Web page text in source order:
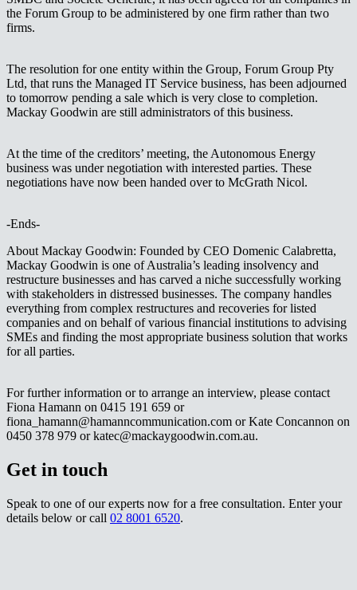
the Forum Group to be administered by one firm rather than two
firms.
The resolution for one entity within the Group, Forum Group Pty
Ltd, that runs the Managed IT Service business, has been adjourned
to tomorrow pending a sale which is very close to completion.
Mackay Goodwin are still administrators of this business.​​​​‌ ‍ ​‍​‍‌‍ ‌ ​‍‌‍‍‌‌‍‌ ‌‍‍‌‌‍ ‍​‍​‍​ ‍‍​‍​‍‌ ​ ‌‍​‌‌‍ ‍‌‍‍‌‌ ‌​‌ ‍‌​‍ ‍‌‍‍‌‌‍ ​‍​‍​‍ ​​‍​‍‌‍‍​‌ ​‍‌‍‌‌‌‍‌‍​‍​‍​ ‍‍​‍​‍‌‍‍​‌ ‌​‌ ‌​‌ ​​‌ ​ ​ ‍‍​‍ ​‍ ‌‍ ‌‌‍​‌‌‍​ ‌‍‍ ‌‍​‌‌ ‍‌​‍ ‌‌‍‌ ‌‍ ‌‍ ‌‍‌​‌ ‌ ‌‍‍‌‌‍ ‍​‍ ‍‌ ​ ‌‍​‌‌‍ ‍‌‍‍‌‌ ‌​‌ ‍‌​‍ ‍‌ ​ ‌ ‌​‌ ‌‌‌‍‌​‌‍‍‌‌‍ ​‍ ‌ ​ ‌ ‌​‌ ‌‌‌‍‌​‌‍‍‌‌‍ ​‍ ‌‍‍‌‌‍ ‍‌ ‌​‌‍‌‌‌‍ ‍‌ ‌​​‍ ‌‍‌‌‌‍‌​‌‍‍‌‌ ‌​​‍ ‌‍ ‌‌‍ ‌‍‌​‌‍‌‌​ ‌‌ ​​‌ ​‍‌‍‌‌‌ ​ ‌‍‌‌‌‍ ‍‌ ‌​‌‍​‌‌ ‌​‌‍‍‌‌‍ ‌‍ ‍​ ‍ ‌‍‍‌‌‍‌​​ ‌​ ‍​‌‍‌​​ ​‌​ ‌‍‌‍​ ​ ‍‌‌‍​‍​ ‍​​‍ ‌​ ‌​​ ‌​​ ‌‌​ ​‍​‍ ‌​ ‌​​ ​‌‌‍‌​​ ‍‌​‍ ‌‌‍​‌​ ​​‌‍​‌‌‍​‍​‍ ‌​ ​ ​ ​​‌‍‌‌​ ‌​​ ​‌​ ‌​​ ‌ ‌‍‌​​ ‌‍​ ‌​‌‍​‌​ ‌‍​ ‍ ‌ ‌​‌ ‍‌‌ ​​‌‍‌‌​ ‌‌ ​​‌‍ ‌ ​ ‌ ‌​​ ‍ ‌ ​​‌‍​‌‌ ‌​‌‍‍​​ ‌‌‍​ ‌‍ ‌‍ ‍‌ ‌​‌‍‌‌‌‍ ‍‌ ‌​​‍‌‌​ ‌‌‌​​‍‌‌ ‌‍‍ ‌‍‌‌‌ ‍‌​‍‌‌​ ​ ‌​‌​​‍‌‌​ ​ ‌​‌​​‍‌‌​ ​‍​ ​‍​ ​‌​ ‌‍​ ​‍​ ‌‌‌‍‌‍‌‍‌‌​ ​ ‌‍​‌​ ‌‍‌‍‌‍​ ‍​​ ​​​‍‌‌​ ​‍​ ​‍​‍‌‌​ ‌‌‌​‌​​‍ ‍‌‍​ ‌‍‍​‌‍‍‌‌‍ ​‌‍‌​‌ ​‍‌‍‌‌‌‍ ‍​‍‌‌​ ‌‌‌​​‍‌‌ ‌‍‍ ‌‍‌‌‌ ‍‌​‍‌‌​ ​ ‌​‌​​‍‌‌​ ​ ‌​‌​​‍‌‌​ ​‍​ ​‍​ ‌ ​ ‌‌​ ​​​ ‌‍‌‍‌​​ ​‌​ ​​​ ‌‌​ ​​​ ‌‌​ ‌ ​ ‌​​‍‌‌​ ​‍​ ​‍​‍‌‌​ ‌‌‌​‌​​‍ ‍‌ ‌​‌‍‌‌‌ ‍​‌ ‌​​ ‌‍​‍‌‍​‌‌ ​ ‌‍‌‌‌‌‌‌‌ ​‍‌‍ ​​ ‌‌‍‍​‌ ‌​‌ ‌​‌ ​​‌ ​ ​‍‌‌​ ​ ‌​​‌​‍‌‌​ ​‍‌​‌‍​‍‌‌​ ​‍‌​‌‍‌‍ ‌‌‍​‌‌‍​ ‌‍‍ ‌‍​‌‌ ‍‌​‍ ‌‌‍‌ ‌‍ ‌‍ ‌‍‌​‌ ‌ ‌‍‍‌‌‍ ‍​‍ ‍‌ ​ ‌‍​‌‌‍ ‍‌‍‍‌‌ ‌​‌ ‍‌​‍ ‍‌ ​ ‌ ‌​‌ ‌‌‌‍‌​‌‍‍‌‌‍ ​‍‌‌​ ​‍‌​‌‍‌ ​ ‌ ‌​‌ ‌‌‌‍‌​‌‍‍‌‌‍ ​‍‌‍‌‍‍‌‌‍‌​​ ‌​ ‍​‌‍‌​​ ​‌​ ‌‍‌‍​ ​ ‍‌‌‍​‍​ ‍​​‍ ‌​ ‌​​ ‌​​ ‌‌​ ​‍​‍ ‌​ ‌​​ ​‌‌‍‌​​ ‍‌​‍ ‌‌‍​‌​ ​​‌‍​‌‌‍​‍​‍ ‌​ ​ ​ ​​‌‍‌‌​ ‌​​ ​‌​ ‌​​ ‌ ‌‍‌​​ ‌‍​ ‌​‌‍​‌​ ‌‍​‍‌‍‌ ‌​‌ ‍‌‌ ​​‌‍‌‌​ ‌‌ ​​‌‍ ‌ ​ ‌ ‌​​‍‌‍‌ ​​‌‍​‌‌ ‌​‌‍‍​​ ‌‌‍​ ‌‍ ‌‍ ‍‌ ‌​‌‍‌‌‌‍ ‍‌ ‌​​‍‌‌​ ‌‌‌​​‍‌‌ ‌‍‍ ‌‍‌‌‌ ‍‌​‍‌‌​ ​ ‌​‌​​‍‌‌​ ​ ‌​‌​​‍‌‌​ ​‍​ ​‍​ ​‌​ ‌‍​ ​‍​ ‌‌‌‍‌‍‌‍‌‌​ ​ ‌‍​‌​ ‌‍‌‍‌‍​ ‍​​ ​​​‍‌‌​ ​‍​ ​‍​‍‌‌​ ‌‌‌​‌​​‍ ‍‌‍​ ‌‍‍​‌‍‍‌‌‍ ​‌‍‌​‌ ​‍‌‍‌‌‌‍ ‍​‍‌‌​ ‌‌‌​​‍‌‌ ‌‍‍ ‌‍‌‌‌ ‍‌​‍‌‌​ ​ ‌​‌​​‍‌‌​ ​ ‌​‌​​‍‌‌​ ​‍​ ​‍​ ‌ ​ ‌‌​ ​​​ ‌‍‌‍‌​​ ​‌​ ​​​ ‌‌​ ​​​ ‌‌​ ‌ ​ ‌​​‍‌‌​ ​‍​ ​‍​‍‌‌​ ‌‌‌​‌​​‍ ‍‌ ‌​‌‍‌‌‌ ‍​‌ ‌​​‍‌‍‌ ​​‌‍‌‌‌ ​‍‌ ​ ‌ ​​‌‍‌‌‌‍​ ‌ ‌​‌‍‍‌‌ ‌‍‌‍‌‌​ ‌‌ ​​‌ ‌‌‌‍​‍‌‍ ​‌‍‍‌‌ ​ ‌‍‍​‌‍‌‌‌‍‌​​‍​‍‌ ‌
At the time of the creditors’ meeting, the Autonomous Energy
business was under negotiation with interested parties. These
negotiations have now been handed over to McGrath Nicol.​​​​‌ ‍ ​‍​‍‌‍ ‌ ​‍‌‍‍‌‌‍‌ ‌‍‍‌‌‍ ‍​‍​‍​ ‍‍​‍​‍‌ ​ ‌‍​‌‌‍ ‍‌‍‍‌‌ ‌​‌ ‍‌​‍ ‍‌‍‍‌‌‍ ​‍​‍​‍ ​​‍​‍‌‍‍​‌ ​‍‌‍‌‌‌‍‌‍​‍​‍​ ‍‍​‍​‍‌‍‍​‌ ‌​‌ ‌​‌ ​​‌ ​ ​ ‍‍​‍ ​‍ ‌‍ ‌‌‍​‌‌‍​ ‌‍‍ ‌‍​‌‌ ‍‌​‍ ‌‌‍‌ ‌‍ ‌‍ ‌‍‌​‌ ‌ ‌‍‍‌‌‍ ‍​‍ ‍‌ ​ ‌‍​‌‌‍ ‍‌‍‍‌‌ ‌​‌ ‍‌​‍ ‍‌ ​ ‌ ‌​‌ ‌‌‌‍‌​‌‍‍‌‌‍ ​‍ ‌ ​ ‌ ‌​‌ ‌‌‌‍‌​‌‍‍‌‌‍ ​‍ ‌‍‍‌‌‍ ‍‌ ‌​‌‍‌‌‌‍ ‍‌ ‌​​‍ ‌‍‌‌‌‍‌​‌‍‍‌‌ ‌​​‍ ‌‍ ‌‌‍ ‌‍‌​‌‍‌‌​ ‌‌ ​​‌ ​‍‌‍‌‌‌ ​ ‌‍‌‌‌‍ ‍‌ ‌​‌‍​‌‌ ‌​‌‍‍‌‌‍ ‌‍ ‍​ ‍ ‌‍‍‌‌‍‌​​ ‌​ ‍​‌‍‌​​ ​‌​ ‌‍‌‍​ ​ ‍‌‌‍​‍​ ‍​​‍ ‌​ ‌​​ ‌​​ ‌‌​ ​‍​‍ ‌​ ‌​​ ​‌‌‍‌​​ ‍‌​‍ ‌‌‍​‌​ ​​‌‍​‌‌‍​‍​‍ ‌​ ​ ​ ​​‌‍‌‌​ ‌​​ ​‌​ ‌​​ ‌ ‌‍‌​​ ‌‍​ ‌​‌‍​‌​ ‌‍​ ‍ ‌ ‌​‌ ‍‌‌ ​​‌‍‌‌​ ‌‌ ​​‌‍ ‌ ​ ‌ ‌​​ ‍ ‌ ​​‌‍​‌‌ ‌​‌‍‍​​ ‌‌‍​ ‌‍ ‌‍ ‍‌ ‌​‌‍‌‌‌‍ ‍‌ ‌​​‍‌‌​ ‌‌‌​​‍‌‌ ‌‍‍ ‌‍‌‌‌ ‍‌​‍‌‌​ ​ ‌​‌​​‍‌‌​ ​ ‌​‌​​‍‌‌​ ​‍​ ​‍‌‍‌‌​ ‌‌‌‍‌‍​ ​​‌‍​‍​ ‍‌​ ‌​​ ‌ ‌‍‌‌​ ​ ​ ​​​ ‌‍​‍‌‌​ ​‍​ ​‍​‍‌‌​ ‌‌‌​‌​​‍ ‍‌‍​ ‌‍‍​‌‍‍‌‌‍ ​‌‍‌​‌ ​‍‌‍‌‌‌‍ ‍​‍‌‌​ ‌‌‌​​‍‌‌ ‌‍‍ ‌‍‌‌‌ ‍‌​‍‌‌​ ​ ‌​‌​​‍‌‌​ ​ ‌​‌​​‍‌‌​ ​‍​ ​‍‌‍​ ‌‍​ ​ ​‍​ ‌​​ ​ ​ ​​​ ‌ ​ ‌‌​ ‍‌‌‍‌​​ ​ ​ ‌‌​‍‌‌​ ​‍​ ​‍​‍‌‌​ ‌‌‌​‌​​‍ ‍‌ ‌​‌‍‌‌‌ ‍​‌ ‌​​ ‌‍​‍‌‍​‌‌ ​ ‌‍‌‌‌‌‌‌‌ ​‍‌‍ ​​ ‌‌‍‍​‌ ‌​‌ ‌​‌ ​​‌ ​ ​‍‌‌​ ​ ‌​​‌​‍‌‌​ ​‍‌​‌‍​‍‌‌​ ​‍‌​‌‍‌‍ ‌‌‍​‌‌‍​ ‌‍‍ ‌‍​‌‌ ‍‌​‍ ‌‌‍‌ ‌‍ ‌‍ ‌‍‌​‌ ‌ ‌‍‍‌‌‍ ‍​‍ ‍‌ ​ ‌‍​‌‌‍ ‍‌‍‍‌‌ ‌​‌ ‍‌​‍ ‍‌ ​ ‌ ‌​‌ ‌‌‌‍‌​‌‍‍‌‌‍ ​‍‌‌​ ​‍‌​‌‍‌ ​ ‌ ‌​‌ ‌‌‌‍‌​‌‍‍‌‌‍ ​‍‌‍‌‍‍‌‌‍‌​​ ‌​ ‍​‌‍‌​​ ​‌​ ‌‍‌‍​ ​ ‍‌‌‍​‍​ ‍​​‍ ‌​ ‌​​ ‌​​ ‌‌​ ​‍​‍ ‌​ ‌​​ ​‌‌‍‌​​ ‍‌​‍ ‌‌‍​‌​ ​​‌‍​‌‌‍​‍​‍ ‌​ ​ ​ ​​‌‍‌‌​ ‌​​ ​‌​ ‌​​ ‌ ‌‍‌​​ ‌‍​ ‌​‌‍​‌​ ‌‍​‍‌‍‌ ‌​‌ ‍‌‌ ​​‌‍‌‌​ ‌‌ ​​‌‍ ‌ ​ ‌ ‌​​‍‌‍‌ ​​‌‍​‌‌ ‌​‌‍‍​​ ‌‌‍​ ‌‍ ‌‍ ‍‌ ‌​‌‍‌‌‌‍ ‍‌ ‌​​‍‌‌​ ‌‌‌​​‍‌‌ ‌‍‍ ‌‍‌‌‌ ‍‌​‍‌‌​ ​ ‌​‌​​‍‌‌​ ​ ‌​‌​​‍‌‌​ ​‍​ ​‍‌‍‌‌​ ‌‌‌‍‌‍​ ​​‌‍​‍​ ‍‌​ ‌​​ ‌ ‌‍‌‌​ ​ ​ ​​​ ‌‍​‍‌‌​ ​‍​ ​‍​‍‌‌​ ‌‌‌​‌​​‍ ‍‌‍​ ‌‍‍​‌‍‍‌‌‍ ​‌‍‌​‌ ​‍‌‍‌‌‌‍ ‍​‍‌‌​ ‌‌‌​​‍‌‌ ‌‍‍ ‌‍‌‌‌ ‍‌​‍‌‌​ ​ ‌​‌​​‍‌‌​ ​ ‌​‌​​‍‌‌​ ​‍​ ​‍‌‍​ ‌‍​ ​ ​‍​ ‌​​ ​ ​ ​​​ ‌ ​ ‌‌​ ‍‌‌‍‌​​ ​ ​ ‌‌​‍‌‌​ ​‍​ ​‍​‍‌‌​ ‌‌‌​‌​​‍ ‍‌ ‌​‌‍‌‌‌ ‍​‌ ‌​​‍‌‍‌ ​​‌‍‌‌‌ ​‍‌ ​ ‌ ​​‌‍‌‌‌‍​ ‌ ‌​‌‍‍‌‌ ‌‍‌‍‌‌​ ‌‌ ​​‌ ‌‌‌‍​‍‌‍ ​‌‍‍‌‌ ​ ‌‍‍​‌‍‌‌‌‍‌​​‍​‍‌ ‌
-Ends-​​​​‌ ‍ ​‍​‍‌‍ ‌ ​‍‌‍‍‌‌‍‌ ‌‍‍‌‌‍ ‍​‍​‍​ ‍‍​‍​‍‌ ​ ‌‍​‌‌‍ ‍‌‍‍‌‌ ‌​‌ ‍‌​‍ ‍‌‍‍‌‌‍ ​‍​‍​‍ ​​‍​‍‌‍‍​‌ ​‍‌‍‌‌‌‍‌‍​‍​‍​ ‍‍​‍​‍‌‍‍​‌ ‌​‌ ‌​‌ ​​‌ ​ ​ ‍‍​‍ ​‍ ‌‍ ‌‌‍​‌‌‍​ ‌‍‍ ‌‍​‌‌ ‍‌​‍ ‌‌‍‌ ‌‍ ‌‍ ‌‍‌​‌ ‌ ‌‍‍‌‌‍ ‍​‍ ‍‌ ​ ‌‍​‌‌‍ ‍‌‍‍‌‌ ‌​‌ ‍‌​‍ ‍‌ ​ ‌ ‌​‌ ‌‌‌‍‌​‌‍‍‌‌‍ ​‍ ‌ ​ ‌ ‌​‌ ‌‌‌‍‌​‌‍‍‌‌‍ ​‍ ‌‍‍‌‌‍ ‍‌ ‌​‌‍‌‌‌‍ ‍‌ ‌​​‍ ‌‍‌‌‌‍‌​‌‍‍‌‌ ‌​​‍ ‌‍ ‌‌‍ ‌‍‌​‌‍‌‌​ ‌‌ ​​‌ ​‍‌‍‌‌‌ ​ ‌‍‌‌‌‍ ‍‌ ‌​‌‍​‌‌ ‌​‌‍‍‌‌‍ ‌‍ ‍​ ‍ ‌‍‍‌‌‍‌​​ ‌​ ‍​‌‍‌​​ ​‌​ ‌‍‌‍​ ​ ‍‌‌‍​‍​ ‍​​‍ ‌​ ‌​​ ‌​​ ‌‌​ ​‍​‍ ‌​ ‌​​ ​‌‌‍‌​​ ‍‌​‍ ‌‌‍​‌​ ​​‌‍​‌‌‍​‍​‍ ‌​ ​ ​ ​​‌‍‌‌​ ‌​​ ​‌​ ‌​​ ‌ ‌‍‌​​ ‌‍​ ‌​‌‍​‌​ ‌‍​ ‍ ‌ ‌​‌ ‍‌‌ ​​‌‍‌‌​ ‌‌ ​​‌‍ ‌ ​ ‌ ‌​​ ‍ ‌ ​​‌‍​‌‌ ‌​‌‍‍​​ ‌‌‍​ ‌‍ ‌‍ ‍‌ ‌​‌‍‌‌‌‍ ‍‌ ‌​​‍‌‌​ ‌‌‌​​‍‌‌ ‌‍‍ ‌‍‌‌‌ ‍‌​‍‌‌​ ​ ‌​‌​​‍‌‌​ ​ ‌​‌​​‍‌‌​ ​‍​ ​‍​ ​ ‌‍‌‍‌‍​‌‌‍​‍​ ‍‌‌‍​‍​ ‌‌‌‍‌​​ ‌ ​ ​ ‌‍‌‌‌‍‌‍​‍‌‌​ ​‍​ ​‍​‍‌‌​ ‌‌‌​‌​​‍ ‍‌‍​ ‌‍‍​‌‍‍‌‌‍ ​‌‍‌​‌ ​‍‌‍‌‌‌‍ ‍​‍‌‌​ ‌‌‌​​‍‌‌ ‌‍‍ ‌‍‌‌‌ ‍‌​‍‌‌​ ​ ‌​‌​​‍‌‌​ ​ ‌​‌​​‍‌‌​ ​‍​ ​‍‌‍‌‌‌‍‌‌​ ‍‌​ ‌‍‌‍‌‍‌‍‌​​ ​‍​ ​‍‌‍‌‌​ ‌‍​ ‌​‌‍​ ​‍‌‌​ ​‍​ ​‍​‍‌‌​ ‌‌‌​‌​​‍ ‍‌ ‌​‌‍‌‌‌ ‍​‌ ‌​​ ‌‍​‍‌‍​‌‌ ​ ‌‍‌‌‌‌‌‌‌ ​‍‌‍ ​​ ‌‌‍‍​‌ ‌​‌ ‌​‌ ​​‌ ​ ​‍‌‌​ ​ ‌​​‌​‍‌‌​ ​‍‌​‌‍​‍‌‌​ ​‍‌​‌‍‌‍ ‌‌‍​‌‌‍​ ‌‍‍ ‌‍​‌‌ ‍‌​‍ ‌‌‍‌ ‌‍ ‌‍ ‌‍‌​‌ ‌ ‌‍‍‌‌‍ ‍​‍ ‍‌ ​ ‌‍​‌‌‍ ‍‌‍‍‌‌ ‌​‌ ‍‌​‍ ‍‌ ​ ‌ ‌​‌ ‌‌‌‍‌​‌‍‍‌‌‍ ​‍‌‌​ ​‍‌​‌‍‌ ​ ‌ ‌​‌ ‌‌‌‍‌​‌‍‍‌‌‍ ​‍‌‍‌‍‍‌‌‍‌​​ ‌​ ‍​‌‍‌​​ ​‌​ ‌‍‌‍​ ​ ‍‌‌‍​‍​ ‍​​‍ ‌​ ‌​​ ‌​​ ‌‌​ ​‍​‍ ‌​ ‌​​ ​‌‌‍‌​​ ‍‌​‍ ‌‌‍​‌​ ​​‌‍​‌‌‍​‍​‍ ‌​ ​ ​ ​​‌‍‌‌​ ‌​​ ​‌​ ‌​​ ‌ ‌‍‌​​ ‌‍​ ‌​‌‍​‌​ ‌‍​‍‌‍‌ ‌​‌ ‍‌‌ ​​‌‍‌‌​ ‌‌ ​​‌‍ ‌ ​ ‌ ‌​​‍‌‍‌ ​​‌‍​‌‌ ‌​‌‍‍​​ ‌‌‍​ ‌‍ ‌‍ ‍‌ ‌​‌‍‌‌‌‍ ‍‌ ‌​​‍‌‌​ ‌‌‌​​‍‌‌ ‌‍‍ ‌‍‌‌‌ ‍‌​‍‌‌​ ​ ‌​‌​​‍‌‌​ ​ ‌​‌​​‍‌‌​ ​‍​ ​‍​ ​ ‌‍‌‍‌‍​‌‌‍​‍​ ‍‌‌‍​‍​ ‌‌‌‍‌​​ ‌ ​ ​ ‌‍‌‌‌‍‌‍​‍‌‌​ ​‍​ ​‍​‍‌‌​ ‌‌‌​‌​​‍ ‍‌‍​ ‌‍‍​‌‍‍‌‌‍ ​‌‍‌​‌ ​‍‌‍‌‌‌‍ ‍​‍‌‌​ ‌‌‌​​‍‌‌ ‌‍‍ ‌‍‌‌‌ ‍‌​‍‌‌​ ​ ‌​‌​​‍‌‌​ ​ ‌​‌​​‍‌‌​ ​‍​ ​‍‌‍‌‌‌‍‌‌​ ‍‌​ ‌‍‌‍‌‍‌‍‌​​ ​‍​ ​‍‌‍‌‌​ ‌‍​ ‌​‌‍​ ​‍‌‌​ ​‍​ ​‍​‍‌‌​ ‌‌‌​‌​​‍ ‍‌ ‌​‌‍‌‌‌ ‍​‌ ‌​​‍‌‍‌ ​​‌‍‌‌‌ ​‍‌ ​ ‌ ​​‌‍‌‌‌‍​ ‌ ‌​‌‍‍‌‌ ‌‍‌‍‌‌​ ‌‌ ​​‌ ‌‌‌‍​‍‌‍ ​‌‍‍‌‌ ​ ‌‍‍​‌‍‌‌‌‍‌​​‍​‍‌ ‌
About Mackay Goodwin: Founded by CEO Domenic Calabretta,
Mackay Goodwin is one of Australia’s leading insolvency and
restructure businesses and has carved a niche successfully working
with stakeholders in distressed businesses. The company handles
everything from complex restructures and recoveries for listed
companies and on behalf of various financial institutions to advising
SMEs and finding the most appropriate business solution that works
for all parties.
For further information or to arrange an interview, please contact
Fiona Hamann on 0415 191 659 or
fiona_hamann@hamanncommunication.com or Kate Concannon on
0450 378 979 or katec@mackaygoodwin.com.au.​​​​‌ ‍ ​‍​‍‌‍ ‌ ​‍‌‍‍‌‌‍‌ ‌‍‍‌‌‍ ‍​‍​‍​ ‍‍​‍​‍‌ ​ ‌‍​‌‌‍ ‍‌‍‍‌‌ ‌​‌ ‍‌​‍ ‍‌‍‍‌‌‍ ​‍​‍​‍ ​​‍​‍‌‍‍​‌ ​‍‌‍‌‌‌‍‌‍​‍​‍​ ‍‍​‍​‍‌‍‍​‌ ‌​‌ ‌​‌ ​​‌ ​ ​ ‍‍​‍ ​‍ ‌‍ ‌‌‍​‌‌‍​ ‌‍‍ ‌‍​‌‌ ‍‌​‍ ‌‌‍‌ ‌‍ ‌‍ ‌‍‌​‌ ‌ ‌‍‍‌‌‍ ‍​‍ ‍‌ ​ ‌‍​‌‌‍ ‍‌‍‍‌‌ ‌​‌ ‍‌​‍ ‍‌ ​ ‌ ‌​‌ ‌‌‌‍‌​‌‍‍‌‌‍ ​‍ ‌ ​ ‌ ‌​‌ ‌‌‌‍‌​‌‍‍‌‌‍ ​‍ ‌‍‍‌‌‍ ‍‌ ‌​‌‍‌‌‌‍ ‍‌ ‌​​‍ ‌‍‌‌‌‍‌​‌‍‍‌‌ ‌​​‍ ‌‍ ‌‌‍ ‌‍‌​‌‍‌‌​ ‌‌ ​​‌ ​‍‌‍‌‌‌ ​ ‌‍‌‌‌‍ ‍‌ ‌​‌‍​‌‌ ‌​‌‍‍‌‌‍ ‌‍ ‍​ ‍ ‌‍‍‌‌‍‌​​ ‌​ ‍​‌‍‌​​ ​‌​ ‌‍‌‍​ ​ ‍‌‌‍​‍​ ‍​​‍ ‌​ ‌​​ ‌​​ ‌‌​ ​‍​‍ ‌​ ‌​​ ​‌‌‍‌​​ ‍‌​‍ ‌‌‍​‌​ ​​‌‍​‌‌‍​‍​‍ ‌​ ​ ​ ​​‌‍‌‌​ ‌​​ ​‌​ ‌​​ ‌ ‌‍‌​​ ‌‍​ ‌​‌‍​‌​ ‌‍​ ‍ ‌ ‌​‌ ‍‌‌ ​​‌‍‌‌​ ‌‌ ​​‌‍ ‌ ​ ‌ ‌​​ ‍ ‌ ​​‌‍​‌‌ ‌​‌‍‍​​ ‌‌‍​ ‌‍ ‌‍ ‍‌ ‌​‌‍‌‌‌‍ ‍‌ ‌​​‍‌‌​ ‌‌‌​​‍‌‌ ‌‍‍ ‌‍‌‌‌ ‍‌​‍‌‌​ ​ ‌​‌​​‍‌‌​ ​ ‌​‌​​‍‌‌​ ​‍​ ​‍‌‍​‌​ ‍​‌‍‌‌​ ‍​‌‍‌‍‌‍​‍​ ‍‌‌‍‌‌‌‍​ ​ ‍‌‌‍​‍‌‍​‌​‍‌‌​ ​‍​ ​‍​‍‌‌​ ‌‌‌​‌​​‍ ‍‌‍​ ‌‍‍​‌‍‍‌‌‍ ​‌‍‌​‌ ​‍‌‍‌‌‌‍ ‍​‍‌‌​ ‌‌‌​​‍‌‌ ‌‍‍ ‌‍‌‌‌ ‍‌​‍‌‌​ ​ ‌​‌​​‍‌‌​ ​ ‌​‌​​‍‌‌​ ​‍​ ​‍​ ‌‍​ ​‌‌‍‌‌​ ​​​ ‍‌​ ‌‍‌‍​‌​ ​‍‌‍‌​‌‍‌‍‌‍‌​‌‍‌‍​‍‌‌​ ​‍​ ​‍​‍‌‌​ ‌‌‌​‌​​‍ ‍‌ ‌​‌‍‌‌‌ ‍​‌ ‌​​ ‌‍​‍‌‍​‌‌ ​ ‌‍‌‌‌‌‌‌‌ ​‍‌‍ ​​ ‌‌‍‍​‌ ‌​‌ ‌​‌ ​​‌ ​ ​‍‌‌​ ​ ‌​​‌​‍‌‌​ ​‍‌​‌‍​‍‌‌​ ​‍‌​‌‍‌‍ ‌‌‍​‌‌‍​ ‌‍‍ ‌‍​‌‌ ‍‌​‍ ‌‌‍‌ ‌‍ ‌‍ ‌‍‌​‌ ‌ ‌‍‍‌‌‍ ‍​‍ ‍‌ ​ ‌‍​‌‌‍ ‍‌‍‍‌‌ ‌​‌ ‍‌​‍ ‍‌ ​ ‌ ‌​‌ ‌‌‌‍‌​‌‍‍‌‌‍ ​‍‌‌​ ​‍‌​‌‍‌ ​ ‌ ‌​‌ ‌‌‌‍‌​‌‍‍‌‌‍ ​‍‌‍‌‍‍‌‌‍‌​​ ‌​ ‍​‌‍‌​​ ​‌​ ‌‍‌‍​ ​ ‍‌‌‍​‍​ ‍​​‍ ‌​ ‌​​ ‌​​ ‌‌​ ​‍​‍ ‌​ ‌​​ ​‌‌‍‌​​ ‍‌​‍ ‌‌‍​‌​ ​​‌‍​‌‌‍​‍​‍ ‌​ ​ ​ ​​‌‍‌‌​ ‌​​ ​‌​ ‌​​ ‌ ‌‍‌​​ ‌‍​ ‌​‌‍​‌​ ‌‍​‍‌‍‌ ‌​‌ ‍‌‌ ​​‌‍‌‌​ ‌‌ ​​‌‍ ‌ ​ ‌ ‌​​‍‌‍‌ ​​‌‍​‌‌ ‌​‌‍‍​​ ‌‌‍​ ‌‍ ‌‍ ‍‌ ‌​‌‍‌‌‌‍ ‍‌ ‌​​‍‌‌​ ‌‌‌​​‍‌‌ ‌‍‍ ‌‍‌‌‌ ‍‌​‍‌‌​ ​ ‌​‌​​‍‌‌​ ​ ‌​‌​​‍‌‌​ ​‍​ ​‍‌‍​‌​ ‍​‌‍‌‌​ ‍​‌‍‌‍‌‍​‍​ ‍‌‌‍‌‌‌‍​ ​ ‍‌‌‍​‍‌‍​‌​‍‌‌​ ​‍​ ​‍​‍‌‌​ ‌‌‌​‌​​‍ ‍‌‍​ ‌‍‍​‌‍‍‌‌‍ ​‌‍‌​‌ ​‍‌‍‌‌‌‍ ‍​‍‌‌​ ‌‌‌​​‍‌‌ ‌‍‍ ‌‍‌‌‌ ‍‌​‍‌‌​ ​ ‌​‌​​‍‌‌​ ​ ‌​‌​​‍‌‌​ ​‍​ ​‍​ ‌‍​ ​‌‌‍‌‌​ ​​​ ‍‌​ ‌‍‌‍​‌​ ​‍‌‍‌​‌‍‌‍‌‍‌​‌‍‌‍​‍‌‌​ ​‍​ ​‍​‍‌‌​ ‌‌‌​‌​​‍ ‍‌ ‌​‌‍‌‌‌ ‍​‌ ‌​​‍‌‍‌ ​​‌‍‌‌‌ ​‍‌ ​ ‌ ​​‌‍‌‌‌‍​ ‌ ‌​‌‍‍‌‌ ‌‍‌‍‌‌​ ‌‌ ​​‌ ‌‌‌‍​‍‌‍ ​‌‍‍‌‌ ​ ‌‍‍​‌‍‌‌‌‍‌​​‍​‍‌ ‌
Get in touch​​​​‌ ‍ ​‍​‍‌‍ ‌ ​‍‌‍‍‌‌‍‌ ‌‍‍‌‌‍ ‍​‍​‍​ ‍‍​‍​‍‌ ​ ‌‍​‌‌‍ ‍‌‍‍‌‌ ‌​‌ ‍‌​‍ ‍‌‍‍‌‌‍ ​‍​‍​‍ ​​‍​‍‌‍‍​‌ ​‍‌‍‌‌‌‍‌‍​‍​‍​ ‍‍​‍​‍‌‍‍​‌ ‌​‌ ‌​‌ ​​‌ ​ ​ ‍‍​‍ ​‍ ‌‍ ‌‌‍​‌‌‍​ ‌‍‍ ‌‍​‌‌ ‍‌​‍ ‌‌‍‌ ‌‍ ‌‍ ‌‍‌​‌ ‌ ‌‍‍‌‌‍ ‍​‍ ‍‌ ​ ‌‍​‌‌‍ ‍‌‍‍‌‌ ‌​‌ ‍‌​‍ ‍‌ ​ ‌ ‌​‌ ‌‌‌‍‌​‌‍‍‌‌‍ ​‍ ‌ ​ ‌ ‌​‌ ‌‌‌‍‌​‌‍‍‌‌‍ ​‍ ‌‍‍‌‌‍ ‍‌ ‌​‌‍‌‌‌‍ ‍‌ ‌​​‍ ‌‍‌‌‌‍‌​‌‍‍‌‌ ‌​​‍ ‌‍ ‌‌‍ ‌‍‌​‌‍‌‌​ ‌‌ ​​‌ ​‍‌‍‌‌‌ ​ ‌‍‌‌‌‍ ‍‌ ‌​‌‍​‌‌ ‌​‌‍‍‌‌‍ ‌‍ ‍​ ‍ ‌‍‍‌‌‍‌​​ ‌​ ‍​‌‍‌​​ ​‌​ ‌‍‌‍​ ​ ‍‌‌‍​‍​ ‍​​‍ ‌​ ‌​​ ‌​​ ‌‌​ ​‍​‍ ‌​ ‌​​ ​‌‌‍‌​​ ‍‌​‍ ‌‌‍​‌​ ​​‌‍​‌‌‍​‍​‍ ‌​ ​ ​ ​​‌‍‌‌​ ‌​​ ​‌​ ‌​​ ‌ ‌‍‌​​ ‌‍​ ‌​‌‍​‌​ ‌‍​ ‍ ‌ ‌​‌ ‍‌‌ ​​‌‍‌‌​ ‌‌ ​​‌‍ ‌ ​ ‌ ‌​​ ‍ ‌ ​​‌‍​‌‌ ‌​‌‍‍​​ ‌‌‍‌‍‌‍ ‌ ​‍‌‍ ‌‌​‌​‌‍​‌‌ ‌​‌‍​‌​‍ ‍‌‍‌‍‌‍ ‌ ​‍‌‍ ‌‌​‌​‌‍‌‌‌ ​ ‌‍​ ‌ ​‍‌‍‍‌‌ ​​‌ ‌​‌‍‍‌‌‍ ‌‍ ‍​‍‌‌​ ‌‌‌​​‍‌‌ ‌‍‍ ‌‍‌‌‌ ‍‌​‍‌‌​ ​ ‌​‌​​‍‌‌​ ​ ‌​‌​​‍‌‌​ ​‍​ ​‍‌‍‌‍​ ​​‌‍​‍‌‍​‍‌‍​‌​ ​​‌‍‌‌​ ‌ ​ ‌‌​ ​‍​ ​ ​ ​‍​‍‌‌​ ​‍​ ​‍​‍‌‌​ ‌‌‌​‌​​‍ ‍‌‍​ ‌‍‍​‌‍‍‌‌‍ ​‌‍‌​‌ ​‍‌‍‌‌‌‍ ‍​‍‌‌​ ‌‌‌​​‍‌‌ ‌‍‍ ‌‍‌‌‌ ‍‌​‍‌‌​ ​ ‌​‌​​‍‌‌​ ​ ‌​‌​​‍‌‌​ ​‍​ ​‍‌‍​‌‌‍​‌‌‍​‍‌‍‌​​ ​‌‌‍​‍‌‍‌​‌‍​‌​ ​​‌‍‌​​ ‌ ‌‍​‍​‍‌‌​ ​‍​ ​‍​‍‌‌​ ‌‌‌​‌​​‍ ‍‌ ‌​‌‍‌‌‌ ‍​‌ ‌​​ ‌‍​‍‌‍​‌‌ ​ ‌‍‌‌‌‌‌‌‌ ​‍‌‍ ​​ ‌‌‍‍​‌ ‌​‌ ‌​‌ ​​‌ ​ ​‍‌‌​ ​ ‌​​‌​‍‌‌​ ​‍‌​‌‍​‍‌‌​ ​‍‌​‌‍‌‍ ‌‌‍​‌‌‍​ ‌‍‍ ‌‍​‌‌ ‍‌​‍ ‌‌‍‌ ‌‍ ‌‍ ‌‍‌​‌ ‌ ‌‍‍‌‌‍ ‍​‍ ‍‌ ​ ‌‍​‌‌‍ ‍‌‍‍‌‌ ‌​‌ ‍‌​‍ ‍‌ ​ ‌ ‌​‌ ‌‌‌‍‌​‌‍‍‌‌‍ ​‍‌‌​ ​‍‌​‌‍‌ ​ ‌ ‌​‌ ‌‌‌‍‌​‌‍‍‌‌‍ ​‍‌‍‌‍‍‌‌‍‌​​ ‌​ ‍​‌‍‌​​ ​‌​ ‌‍‌‍​ ​ ‍‌‌‍​‍​ ‍​​‍ ‌​ ‌​​ ‌​​ ‌‌​ ​‍​‍ ‌​ ‌​​ ​‌‌‍‌​​ ‍‌​‍ ‌‌‍​‌​ ​​‌‍​‌‌‍​‍​‍ ‌​ ​ ​ ​​‌‍‌‌​ ‌​​ ​‌​ ‌​​ ‌ ‌‍‌​​ ‌‍​ ‌​‌‍​‌​ ‌‍​‍‌‍‌ ‌​‌ ‍‌‌ ​​‌‍‌‌​ ‌‌ ​​‌‍ ‌ ​ ‌ ‌​​‍‌‍‌ ​​‌‍​‌‌ ‌​‌‍‍​​ ‌‌‍‌‍‌‍ ‌ ​‍‌‍ ‌‌​‌​‌‍​‌‌ ‌​‌‍​‌​‍ ‍‌‍‌‍‌‍ ‌ ​‍‌‍ ‌‌​‌​‌‍‌‌‌ ​ ‌‍​ ‌ ​‍‌‍‍‌‌ ​​‌ ‌​‌‍‍‌‌‍ ‌‍ ‍​‍‌‌​ ‌‌‌​​‍‌‌ ‌‍‍ ‌‍‌‌‌ ‍‌​‍‌‌​ ​ ‌​‌​​‍‌‌​ ​ ‌​‌​​‍‌‌​ ​‍​ ​‍‌‍‌‍​ ​​‌‍​‍‌‍​‍‌‍​‌​ ​​‌‍‌‌​ ‌ ​ ‌‌​ ​‍​ ​ ​ ​‍​‍‌‌​ ​‍​ ​‍​‍‌‌​ ‌‌‌​‌​​‍ ‍‌‍​ ‌‍‍​‌‍‍‌‌‍ ​‌‍‌​‌ ​‍‌‍‌‌‌‍ ‍​‍‌‌​ ‌‌‌​​‍‌‌ ‌‍‍ ‌‍‌‌‌ ‍‌​‍‌‌​ ​ ‌​‌​​‍‌‌​ ​ ‌​‌​​‍‌‌​ ​‍​ ​‍‌‍​‌‌‍​‌‌‍​‍‌‍‌​​ ​‌‌‍​‍‌‍‌​‌‍​‌​ ​​‌‍‌​​ ‌ ‌‍​‍​‍‌‌​ ​‍​ ​‍​‍‌‌​ ‌‌‌​‌​​‍ ‍‌ ‌​‌‍‌‌‌ ‍​‌ ‌​​‍‌‍‌ ​​‌‍‌‌‌ ​‍‌ ​ ‌ ​​‌‍‌‌‌‍​ ‌ ‌​‌‍‍‌‌ ‌‍‌‍‌‌​ ‌‌ ​​‌ ‌‌‌‍​‍‌‍ ​‌‍‍‌‌ ​ ‌‍‍​‌‍‌‌‌‍‌​​‍​‍‌ ‌
Speak to one of our experts now for a free consultation. Enter your
details below or call ​​​​‌ ‍ ​‍​‍‌‍ ‌ ​‍‌‍‍‌‌‍‌ ‌‍‍‌‌‍ ‍​‍​‍​ ‍‍​‍​‍‌ ​ ‌‍​‌‌‍ ‍‌‍‍‌‌ ‌​‌ ‍‌​‍ ‍‌‍‍‌‌‍ ​‍​‍​‍ ​​‍​‍‌‍‍​‌ ​‍‌‍‌‌‌‍‌‍​‍​‍​ ‍‍​‍​‍‌‍‍​‌ ‌​‌ ‌​‌ ​​‌ ​ ​ ‍‍​‍ ​‍ ‌‍ ‌‌‍​‌‌‍​ ‌‍‍ ‌‍​‌‌ ‍‌​‍ ‌‌‍‌ ‌‍ ‌‍ ‌‍‌​‌ ‌ ‌‍‍‌‌‍ ‍​‍ ‍‌ ​ ‌‍​‌‌‍ ‍‌‍‍‌‌ ‌​‌ ‍‌​‍ ‍‌ ​ ‌ ‌​‌ ‌‌‌‍‌​‌‍‍‌‌‍ ​‍ ‌ ​ ‌ ‌​‌ ‌‌‌‍‌​‌‍‍‌‌‍ ​‍ ‌‍‍‌‌‍ ‍‌ ‌​‌‍‌‌‌‍ ‍‌ ‌​​‍ ‌‍‌‌‌‍‌​‌‍‍‌‌ ‌​​‍ ‌‍ ‌‌‍ ‌‍‌​‌‍‌‌​ ‌‌ ​​‌ ​‍‌‍‌‌‌ ​ ‌‍‌‌‌‍ ‍‌ ‌​‌‍​‌‌ ‌​‌‍‍‌‌‍ ‌‍ ‍​ ‍ ‌‍‍‌‌‍‌​​ ‌​ ‍​‌‍‌​​ ​‌​ ‌‍‌‍​ ​ ‍‌‌‍​‍​ ‍​​‍ ‌​ ‌​​ ‌​​ ‌‌​ ​‍​‍ ‌​ ‌​​ ​‌‌‍‌​​ ‍‌​‍ ‌‌‍​‌​ ​​‌‍​‌‌‍​‍​‍ ‌​ ​ ​ ​​‌‍‌‌​ ‌​​ ​‌​ ‌​​ ‌ ‌‍‌​​ ‌‍​ ‌​‌‍​‌​ ‌‍​ ‍ ‌ ‌​‌ ‍‌‌ ​​‌‍‌‌​ ‌‌ ​​‌‍ ‌ ​ ‌ ‌​​ ‍ ‌ ​​‌‍​‌‌ ‌​‌‍‍​​ ‌‌‍‌‍‌‍ ‌ ​‍‌‍ ‌‌​‌​‌‍​‌‌ ‌​‌‍​‌​‍ ‍‌‍‌‍‌‍ ‌ ​‍‌‍ ‌‌​‌​‌‍‌‌‌ ​ ‌‍​ ‌ ​‍‌‍‍‌‌ ​​‌ ‌​‌‍‍‌‌‍ ‌‍ ‍​‍‌‌​ ‌‌‌​​‍‌‌ ‌‍‍ ‌‍‌‌‌ ‍‌​‍‌‌​ ​ ‌​‌​​‍‌‌​ ​ ‌​‌​​‍‌‌​ ​‍​ ​‍​ ​​​ ‌​‌‍‌‍​ ‌‍​ ​‍​ ​‍​ ‍​​ ​‌​ ‌ ‌‍​ ‌‍​ ​ ​ ​‍‌‌​ ​‍​ ​‍​‍‌‌​ ‌‌‌​‌​​‍ ‍‌‍​ ‌‍‍​‌‍‍‌‌‍ ​‌‍‌​‌ ​‍‌‍‌‌‌‍ ‍​‍‌‌​ ‌‌‌​​‍‌‌ ‌‍‍ ‌‍‌‌‌ ‍‌​‍‌‌​ ​ ‌​‌​​‍‌‌​ ​ ‌​‌​​‍‌‌​ ​‍​ ​‍​ ‌​​ ‍​‌‍‌​​ ‌‍​ ‌‍​ ​​​ ‌​​ ​ ‌‍‌‌‌‍​ ​ ‌ ‌‍​‌​‍‌‌​ ​‍​ ​‍​‍‌‌​ ‌‌‌​‌​​‍ ‍‌ ‌​‌‍‌‌‌ ‍​‌ ‌​​ ‌‍​‍‌‍​‌‌ ​ ‌‍‌‌‌‌‌‌‌ ​‍‌‍ ​​ ‌‌‍‍​‌ ‌​‌ ‌​‌ ​​‌ ​ ​‍‌‌​ ​ ‌​​‌​‍‌‌​ ​‍‌​‌‍​‍‌‌​ ​‍‌​‌‍‌‍ ‌‌‍​‌‌‍​ ‌‍‍ ‌‍​‌‌ ‍‌​‍ ‌‌‍‌ ‌‍ ‌‍ ‌‍‌​‌ ‌ ‌‍‍‌‌‍ ‍​‍ ‍‌ ​ ‌‍​‌‌‍ ‍‌‍‍‌‌ ‌​‌ ‍‌​‍ ‍‌ ​ ‌ ‌​‌ ‌‌‌‍‌​‌‍‍‌‌‍ ​‍‌‌​ ​‍‌​‌‍‌ ​ ‌ ‌​‌ ‌‌‌‍‌​‌‍‍‌‌‍ ​‍‌‍‌‍‍‌‌‍‌​​ ‌​ ‍​‌‍‌​​ ​‌​ ‌‍‌‍​ ​ ‍‌‌‍​‍​ ‍​​‍ ‌​ ‌​​ ‌​​ ‌‌​ ​‍​‍ ‌​ ‌​​ ​‌‌‍‌​​ ‍‌​‍ ‌‌‍​‌​ ​​‌‍​‌‌‍​‍​‍ ‌​ ​ ​ ​​‌‍‌‌​ ‌​​ ​‌​ ‌​​ ‌ ‌‍‌​​ ‌‍​ ‌​‌‍​‌​ ‌‍​‍‌‍‌ ‌​‌ ‍‌‌ ​​‌‍‌‌​ ‌‌ ​​‌‍ ‌ ​ ‌ ‌​​‍‌‍‌ ​​‌‍​‌‌ ‌​‌‍‍​​ ‌‌‍‌‍‌‍ ‌ ​‍‌‍ ‌‌​‌​‌‍​‌‌ ‌​‌‍​‌​‍ ‍‌‍‌‍‌‍ ‌ ​‍‌‍ ‌‌​‌​‌‍‌‌‌ ​ ‌‍​ ‌ ​‍‌‍‍‌‌ ​​‌ ‌​‌‍‍‌‌‍ ‌‍ ‍​‍‌‌​ ‌‌‌​​‍‌‌ ‌‍‍ ‌‍‌‌‌ ‍‌​‍‌‌​ ​ ‌​‌​​‍‌‌​ ​ ‌​‌​​‍‌‌​ ​‍​ ​‍​ ​​​ ‌​‌‍‌‍​ ‌‍​ ​‍​ ​‍​ ‍​​ ​‌​ ‌ ‌‍​ ‌‍​ ​ ​ ​‍‌‌​ ​‍​ ​‍​‍‌‌​ ‌‌‌​‌​​‍ ‍‌‍​ ‌‍‍​‌‍‍‌‌‍ ​‌‍‌​‌ ​‍‌‍‌‌‌‍ ‍​‍‌‌​ ‌‌‌​​‍‌‌ ‌‍‍ ‌‍‌‌‌ ‍‌​‍‌‌​ ​ ‌​‌​​‍‌‌​ ​ ‌​‌​​‍‌‌​ ​‍​ ​‍​ ‌​​ ‍​‌‍‌​​ ‌‍​ ‌‍​ ​​​ ‌​​ ​ ‌‍‌‌‌‍​ ​ ‌ ‌‍​‌​‍‌‌​ ​‍​ ​‍​‍‌‌​ ‌‌‌​‌​​‍ ‍‌ ‌​‌‍‌‌‌ ‍​‌ ‌​​‍‌‍‌ ​​‌‍‌‌‌ ​‍‌ ​ ‌ ​​‌‍‌‌‌‍​ ‌ ‌​‌‍‍‌‌ ‌‍‌‍‌‌​ ‌‌ ​​‌ ‌‌‌‍​‍‌‍ ​‌‍‍‌‌ ​ ‌‍‍​‌‍‌‌‌‍‌​​‍​‍‌ ‌ 02 8001 6520​​​​‌ ‍ ​‍​‍‌‍ ‌ ​‍‌‍‍‌‌‍‌ ‌‍‍‌‌‍ ‍​‍​‍​ ‍‍​‍​‍‌ ​ ‌‍​‌‌‍ ‍‌‍‍‌‌ ‌​‌ ‍‌​‍ ‍‌‍‍‌‌‍ ​‍​‍​‍ ​​‍​‍‌‍‍​‌ ​‍‌‍‌‌‌‍‌‍​‍​‍​ ‍‍​‍​‍‌‍‍​‌ ‌​‌ ‌​‌ ​​‌ ​ ​ ‍‍​‍ ​‍ ‌‍ ‌‌‍​‌‌‍​ ‌‍‍ ‌‍​‌‌ ‍‌​‍ ‌‌‍‌ ‌‍ ‌‍ ‌‍‌​‌ ‌ ‌‍‍‌‌‍ ‍​‍ ‍‌ ​ ‌‍​‌‌‍ ‍‌‍‍‌‌ ‌​‌ ‍‌​‍ ‍‌ ​ ‌ ‌​‌ ‌‌‌‍‌​‌‍‍‌‌‍ ​‍ ‌ ​ ‌ ‌​‌ ‌‌‌‍‌​‌‍‍‌‌‍ ​‍ ‌‍‍‌‌‍ ‍‌ ‌​‌‍‌‌‌‍ ‍‌ ‌​​‍ ‌‍‌‌‌‍‌​‌‍‍‌‌ ‌​​‍ ‌‍ ‌‌‍ ‌‍‌​‌‍‌‌​ ‌‌ ​​‌ ​‍‌‍‌‌‌ ​ ‌‍‌‌‌‍ ‍‌ ‌​‌‍​‌‌ ‌​‌‍‍‌‌‍ ‌‍ ‍​ ‍ ‌‍‍‌‌‍‌​​ ‌​ ‍​‌‍‌​​ ​‌​ ‌‍‌‍​ ​ ‍‌‌‍​‍​ ‍​​‍ ‌​ ‌​​ ‌​​ ‌‌​ ​‍​‍ ‌​ ‌​​ ​‌‌‍‌​​ ‍‌​‍ ‌‌‍​‌​ ​​‌‍​‌‌‍​‍​‍ ‌​ ​ ​ ​​‌‍‌‌​ ‌​​ ​‌​ ‌​​ ‌ ‌‍‌​​ ‌‍​ ‌​‌‍​‌​ ‌‍​ ‍ ‌ ‌​‌ ‍‌‌ ​​‌‍‌‌​ ‌‌ ​​‌‍ ‌ ​ ‌ ‌​​ ‍ ‌ ​​‌‍​‌‌ ‌​‌‍‍​​ ‌‌‍‌‍‌‍ ‌ ​‍‌‍ ‌‌​‌​‌‍​‌‌ ‌​‌‍​‌​‍ ‍‌‍‌‍‌‍ ‌ ​‍‌‍ ‌‌​‌​‌‍‌‌‌ ​ ‌‍​ ‌ ​‍‌‍‍‌‌ ​​‌ ‌​‌‍‍‌‌‍ ‌‍ ‍​‍‌‌​ ‌‌‌​​‍‌‌ ‌‍‍ ‌‍‌‌‌ ‍‌​‍‌‌​ ​ ‌​‌​​‍‌‌​ ​ ‌​‌​​‍‌‌​ ​‍​ ​‍​ ​​​ ‌​‌‍‌‍​ ‌‍​ ​‍​ ​‍​ ‍​​ ​‌​ ‌ ‌‍​ ‌‍​ ​ ​ ​‍‌‌​ ​‍​ ​‍​‍‌‌​ ‌‌‌​‌​​‍ ‍‌‍​ ‌‍‍​‌‍‍‌‌‍ ​‌‍‌​‌ ​‍‌‍‌‌‌‍ ‍​‍‌‌​ ‌‌‌​​‍‌‌ ‌‍‍ ‌‍‌‌‌ ‍‌​‍‌‌​ ​ ‌​‌​​‍‌‌​ ​ ‌​‌​​‍‌‌​ ​‍​ ​‍‌‍​ ​ ‌‌​ ​‍​ ​‍‌‍​‍​ ‍‌​ ‌‌​ ‌‍‌‍‌‍‌‍‌‍‌‍‌​​ ​ ​‍‌‌​ ​‍​ ​‍​‍‌‌​ ‌‌‌​‌​​‍ ‍‌ ‌​‌‍‌‌‌ ‍​‌ ‌​​ ‌‍​‍‌‍​‌‌ ​ ‌‍‌‌‌‌‌‌‌ ​‍‌‍ ​​ ‌‌‍‍​‌ ‌​‌ ‌​‌ ​​‌ ​ ​‍‌‌​ ​ ‌​​‌​‍‌‌​ ​‍‌​‌‍​‍‌‌​ ​‍‌​‌‍‌‍ ‌‌‍​‌‌‍​ ‌‍‍ ‌‍​‌‌ ‍‌​‍ ‌‌‍‌ ‌‍ ‌‍ ‌‍‌​‌ ‌ ‌‍‍‌‌‍ ‍​‍ ‍‌ ​ ‌‍​‌‌‍ ‍‌‍‍‌‌ ‌​‌ ‍‌​‍ ‍‌ ​ ‌ ‌​‌ ‌‌‌‍‌​‌‍‍‌‌‍ ​‍‌‌​ ​‍‌​‌‍‌ ​ ‌ ‌​‌ ‌‌‌‍‌​‌‍‍‌‌‍ ​‍‌‍‌‍‍‌‌‍‌​​ ‌​ ‍​‌‍‌​​ ​‌​ ‌‍‌‍​ ​ ‍‌‌‍​‍​ ‍​​‍ ‌​ ‌​​ ‌​​ ‌‌​ ​‍​‍ ‌​ ‌​​ ​‌‌‍‌​​ ‍‌​‍ ‌‌‍​‌​ ​​‌‍​‌‌‍​‍​‍ ‌​ ​ ​ ​​‌‍‌‌​ ‌​​ ​‌​ ‌​​ ‌ ‌‍‌​​ ‌‍​ ‌​‌‍​‌​ ‌‍​‍‌‍‌ ‌​‌ ‍‌‌ ​​‌‍‌‌​ ‌‌ ​​‌‍ ‌ ​ ‌ ‌​​‍‌‍‌ ​​‌‍​‌‌ ‌​‌‍‍​​ ‌‌‍‌‍‌‍ ‌ ​‍‌‍ ‌‌​‌​‌‍​‌‌ ‌​‌‍​‌​‍ ‍‌‍‌‍‌‍ ‌ ​‍‌‍ ‌‌​‌​‌‍‌‌‌ ​ ‌‍​ ‌ ​‍‌‍‍‌‌ ​​‌ ‌​‌‍‍‌‌‍ ‌‍ ‍​‍‌‌​ ‌‌‌​​‍‌‌ ‌‍‍ ‌‍‌‌‌ ‍‌​‍‌‌​ ​ ‌​‌​​‍‌‌​ ​ ‌​‌​​‍‌‌​ ​‍​ ​‍​ ​​​ ‌​‌‍‌‍​ ‌‍​ ​‍​ ​‍​ ‍​​ ​‌​ ‌ ‌‍​ ‌‍​ ​ ​ ​‍‌‌​ ​‍​ ​‍​‍‌‌​ ‌‌‌​‌​​‍ ‍‌‍​ ‌‍‍​‌‍‍‌‌‍ ​‌‍‌​‌ ​‍‌‍‌‌‌‍ ‍​‍‌‌​ ‌‌‌​​‍‌‌ ‌‍‍ ‌‍‌‌‌ ‍‌​‍‌‌​ ​ ‌​‌​​‍‌‌​ ​ ‌​‌​​‍‌‌​ ​‍​ ​‍‌‍​ ​ ‌‌​ ​‍​ ​‍‌‍​‍​ ‍‌​ ‌‌​ ‌‍‌‍‌‍‌‍‌‍‌‍‌​​ ​ ​‍‌‌​ ​‍​ ​‍​‍‌‌​ ‌‌‌​‌​​‍ ‍‌ ‌​‌‍‌‌‌ ‍​‌ ‌​​‍‌‍‌ ​​‌‍‌‌‌ ​‍‌ ​ ‌ ​​‌‍‌‌‌‍​ ‌ ‌​‌‍‍‌‌ ‌‍‌‍‌‌​ ‌‌ ​​‌ ‌‌‌‍​‍‌‍ ​‌‍‍‌‌ ​ ‌‍‍​‌‍‌‌‌‍‌​​‍​‍‌ ‌.​​​​‌ ‍ ​‍​‍‌‍ ‌ ​‍‌‍‍‌‌‍‌ ‌‍‍‌‌‍ ‍​‍​‍​ ‍‍​‍​‍‌ ​ ‌‍​‌‌‍ ‍‌‍‍‌‌ ‌​‌ ‍‌​‍ ‍‌‍‍‌‌‍ ​‍​‍​‍ ​​‍​‍‌‍‍​‌ ​‍‌‍‌‌‌‍‌‍​‍​‍​ ‍‍​‍​‍‌‍‍​‌ ‌​‌ ‌​‌ ​​‌ ​ ​ ‍‍​‍ ​‍ ‌‍ ‌‌‍​‌‌‍​ ‌‍‍ ‌‍​‌‌ ‍‌​‍ ‌‌‍‌ ‌‍ ‌‍ ‌‍‌​‌ ‌ ‌‍‍‌‌‍ ‍​‍ ‍‌ ​ ‌‍​‌‌‍ ‍‌‍‍‌‌ ‌​‌ ‍‌​‍ ‍‌ ​ ‌ ‌​‌ ‌‌‌‍‌​‌‍‍‌‌‍ ​‍ ‌ ​ ‌ ‌​‌ ‌‌‌‍‌​‌‍‍‌‌‍ ​‍ ‌‍‍‌‌‍ ‍‌ ‌​‌‍‌‌‌‍ ‍‌ ‌​​‍ ‌‍‌‌‌‍‌​‌‍‍‌‌ ‌​​‍ ‌‍ ‌‌‍ ‌‍‌​‌‍‌‌​ ‌‌ ​​‌ ​‍‌‍‌‌‌ ​ ‌‍‌‌‌‍ ‍‌ ‌​‌‍​‌‌ ‌​‌‍‍‌‌‍ ‌‍ ‍​ ‍ ‌‍‍‌‌‍‌​​ ‌​ ‍​‌‍‌​​ ​‌​ ‌‍‌‍​ ​ ‍‌‌‍​‍​ ‍​​‍ ‌​ ‌​​ ‌​​ ‌‌​ ​‍​‍ ‌​ ‌​​ ​‌‌‍‌​​ ‍‌​‍ ‌‌‍​‌​ ​​‌‍​‌‌‍​‍​‍ ‌​ ​ ​ ​​‌‍‌‌​ ‌​​ ​‌​ ‌​​ ‌ ‌‍‌​​ ‌‍​ ‌​‌‍​‌​ ‌‍​ ‍ ‌ ‌​‌ ‍‌‌ ​​‌‍‌‌​ ‌‌ ​​‌‍ ‌ ​ ‌ ‌​​ ‍ ‌ ​​‌‍​‌‌ ‌​‌‍‍​​ ‌‌‍‌‍‌‍ ‌ ​‍‌‍ ‌‌​‌​‌‍​‌‌ ‌​‌‍​‌​‍ ‍‌‍‌‍‌‍ ‌ ​‍‌‍ ‌‌​‌​‌‍‌‌‌ ​ ‌‍​ ‌ ​‍‌‍‍‌‌ ​​‌ ‌​‌‍‍‌‌‍ ‌‍ ‍​‍‌‌​ ‌‌‌​​‍‌‌ ‌‍‍ ‌‍‌‌‌ ‍‌​‍‌‌​ ​ ‌​‌​​‍‌‌​ ​ ‌​‌​​‍‌‌​ ​‍​ ​‍​ ​​​ ‌​‌‍‌‍​ ‌‍​ ​‍​ ​‍​ ‍​​ ​‌​ ‌ ‌‍​ ‌‍​ ​ ​ ​‍‌‌​ ​‍​ ​‍​‍‌‌​ ‌‌‌​‌​​‍ ‍‌‍​ ‌‍‍​‌‍‍‌‌‍ ​‌‍‌​‌ ​‍‌‍‌‌‌‍ ‍​‍‌‌​ ‌‌‌​​‍‌‌ ‌‍‍ ‌‍‌‌‌ ‍‌​‍‌‌​ ​ ‌​‌​​‍‌‌​ ​ ‌​‌​​‍‌‌​ ​‍​ ​‍‌‍​ ​ ‌​​ ​‍​ ​‌​ ‌​​ ‍‌‌‍‌​​ ‍‌​ ​ ​ ​ ‌‍‌‍​ ​‍​‍‌‌​ ​‍​ ​‍​‍‌‌​ ‌‌‌​‌​​‍ ‍‌ ‌​‌‍‌‌‌ ‍​‌ ‌​​ ‌‍​‍‌‍​‌‌ ​ ‌‍‌‌‌‌‌‌‌ ​‍‌‍ ​​ ‌‌‍‍​‌ ‌​‌ ‌​‌ ​​‌ ​ ​‍‌‌​ ​ ‌​​‌​‍‌‌​ ​‍‌​‌‍​‍‌‌​ ​‍‌​‌‍‌‍ ‌‌‍​‌‌‍​ ‌‍‍ ‌‍​‌‌ ‍‌​‍ ‌‌‍‌ ‌‍ ‌‍ ‌‍‌​‌ ‌ ‌‍‍‌‌‍ ‍​‍ ‍‌ ​ ‌‍​‌‌‍ ‍‌‍‍‌‌ ‌​‌ ‍‌​‍ ‍‌ ​ ‌ ‌​‌ ‌‌‌‍‌​‌‍‍‌‌‍ ​‍‌‌​ ​‍‌​‌‍‌ ​ ‌ ‌​‌ ‌‌‌‍‌​‌‍‍‌‌‍ ​‍‌‍‌‍‍‌‌‍‌​​ ‌​ ‍​‌‍‌​​ ​‌​ ‌‍‌‍​ ​ ‍‌‌‍​‍​ ‍​​‍ ‌​ ‌​​ ‌​​ ‌‌​ ​‍​‍ ‌​ ‌​​ ​‌‌‍‌​​ ‍‌​‍ ‌‌‍​‌​ ​​‌‍​‌‌‍​‍​‍ ‌​ ​ ​ ​​‌‍‌‌​ ‌​​ ​‌​ ‌​​ ‌ ‌‍‌​​ ‌‍​ ‌​‌‍​‌​ ‌‍​‍‌‍‌ ‌​‌ ‍‌‌ ​​‌‍‌‌​ ‌‌ ​​‌‍ ‌ ​ ‌ ‌​​‍‌‍‌ ​​‌‍​‌‌ ‌​‌‍‍​​ ‌‌‍‌‍‌‍ ‌ ​‍‌‍ ‌‌​‌​‌‍​‌‌ ‌​‌‍​‌​‍ ‍‌‍‌‍‌‍ ‌ ​‍‌‍ ‌‌​‌​‌‍‌‌‌ ​ ‌‍​ ‌ ​‍‌‍‍‌‌ ​​‌ ‌​‌‍‍‌‌‍ ‌‍ ‍​‍‌‌​ ‌‌‌​​‍‌‌ ‌‍‍ ‌‍‌‌‌ ‍‌​‍‌‌​ ​ ‌​‌​​‍‌‌​ ​ ‌​‌​​‍‌‌​ ​‍​ ​‍​ ​​​ ‌​‌‍‌‍​ ‌‍​ ​‍​ ​‍​ ‍​​ ​‌​ ‌ ‌‍​ ‌‍​ ​ ​ ​‍‌‌​ ​‍​ ​‍​‍‌‌​ ‌‌‌​‌​​‍ ‍‌‍​ ‌‍‍​‌‍‍‌‌‍ ​‌‍‌​‌ ​‍‌‍‌‌‌‍ ‍​‍‌‌​ ‌‌‌​​‍‌‌ ‌‍‍ ‌‍‌‌‌ ‍‌​‍‌‌​ ​ ‌​‌​​‍‌‌​ ​ ‌​‌​​‍‌‌​ ​‍​ ​‍‌‍​ ​ ‌​​ ​‍​ ​‌​ ‌​​ ‍‌‌‍‌​​ ‍‌​ ​ ​ ​ ‌‍‌‍​ ​‍​‍‌‌​ ​‍​ ​‍​‍‌‌​ ‌‌‌​‌​​‍ ‍‌ ‌​‌‍‌‌‌ ‍​‌ ‌​​‍‌‍‌ ​​‌‍‌‌‌ ​‍‌ ​ ‌ ​​‌‍‌‌‌‍​ ‌ ‌​‌‍‍‌‌ ‌‍‌‍‌‌​ ‌‌ ​​‌ ‌‌‌‍​‍‌‍ ​‌‍‍‌‌ ​ ‌‍‍​‌‍‌‌‌‍‌​​‍​‍‌ ‌